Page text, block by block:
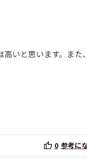
いと思います。また
0 参考に